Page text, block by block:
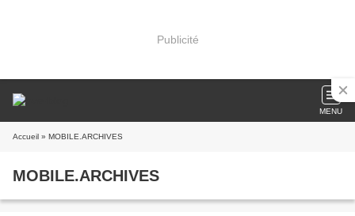
Publicité
MENU
Accueil » MOBILE.ARCHIVES
MOBILE.ARCHIVES